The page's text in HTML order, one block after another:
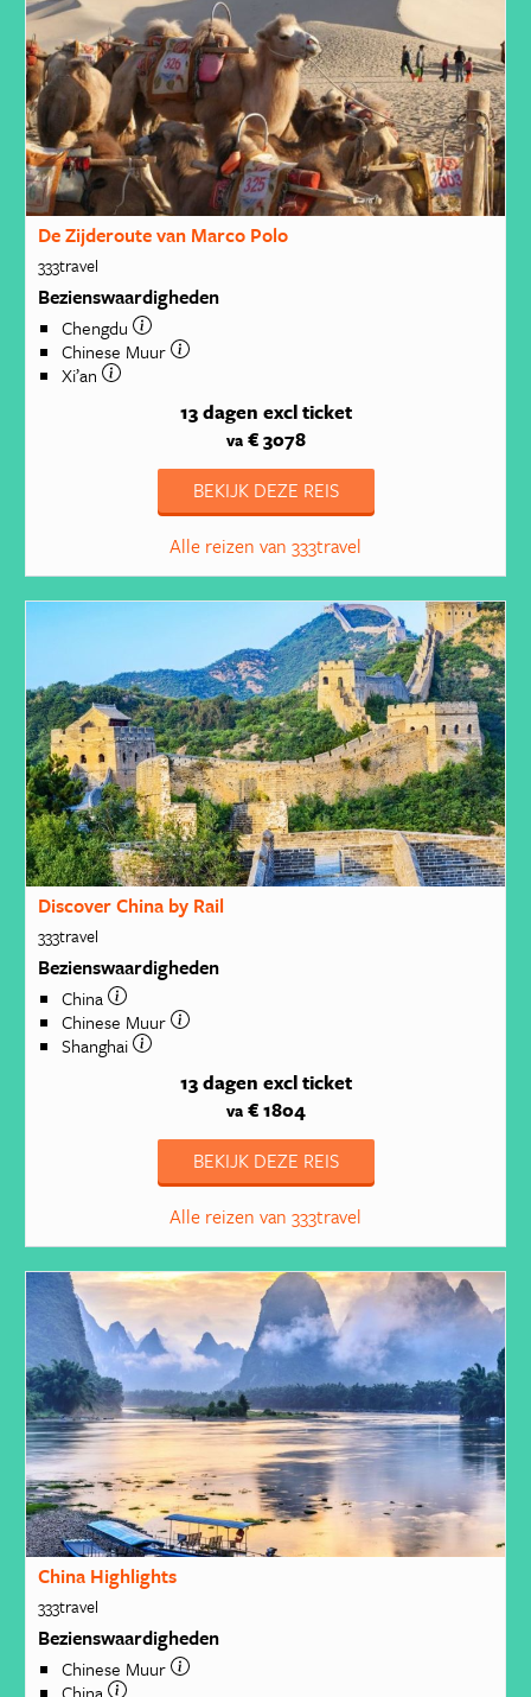
De Zijderoute van Marco Polo
333travel
Bezienswaardigheden
Chengdu
Chinese Muur
Xi’an
13 dagen excl ticket
va€ 3078
BEKIJK DEZE REIS
Alle reizen van 333travel
Discover China by Rail
333travel
Bezienswaardigheden
China
Chinese Muur
Shanghai
13 dagen excl ticket
va€ 1804
BEKIJK DEZE REIS
Alle reizen van 333travel
China Highlights
333travel
Bezienswaardigheden
Chinese Muur
China